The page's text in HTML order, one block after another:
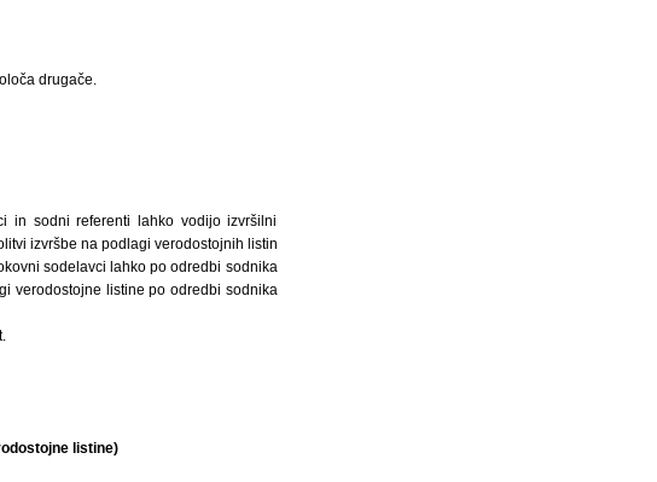
drugače.
in sodni referenti lahko vodijo izvršilni
izvršbe na podlagi verodostojnih listin
sodelavci lahko po odredbi sodnika
verodostojne listine po odredbi sodnika
listine)